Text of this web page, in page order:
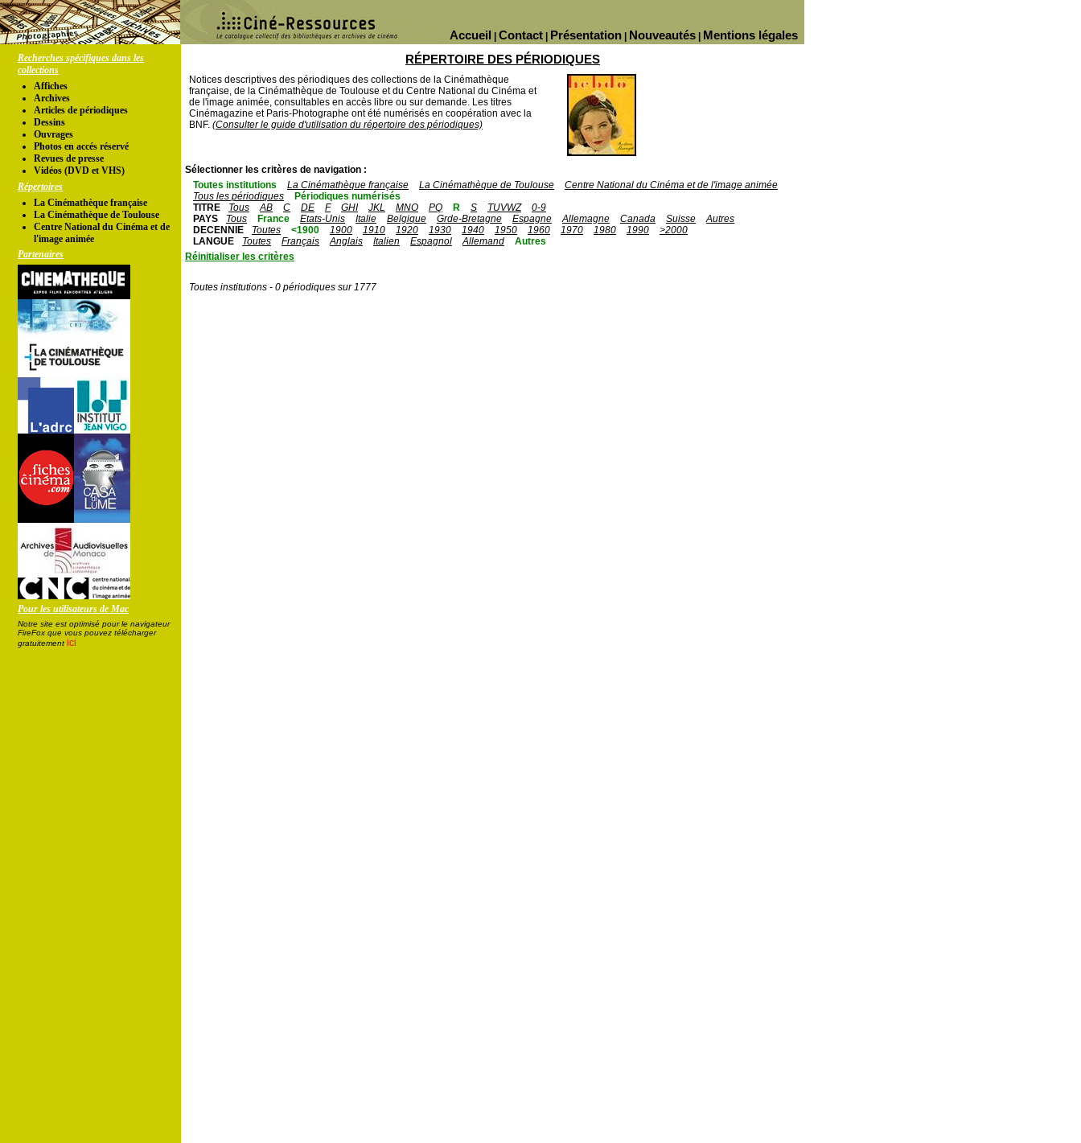
Mentions légales
Nouveautés
Présentation
Contact
Accueil
Recherches spécifiques dans les
collections
Affiches
Archives
Articles de périodiques
Dessins
Ouvrages
Photos en accés réservé
Revues de presse
Vidéos (DVD et VHS)
Répertoires
La Cinémathèque française
La Cinémathèque de Toulouse
Centre National du Cinéma et de
l'image animée
Partenaires
Pour les utilisateurs de Mac
Notre site est optimisé pour le navigateur
FireFox que vous pouvez télécharger
gratuitement ici
RÉPERTOIRE DES PÉRIODIQUES
Notices descriptives des périodiques des collections de la Cinémathèque
française, de la Cinémathèque de Toulouse et du Centre National du Cinéma et
de l'image animée, consultables en accès libre ou sur demande. Les titres
Cinémagazine et Paris-Photographe ont été numérisés en coopération avec la
BNF. (Consulter le guide d'utilisation du répertoire des périodiques)
Sélectionner les critères de navigation :
Toutes institutions
La Cinémathèque française La Cinémathèque de Toulouse
Centre National du Cinéma et de l'image animée
Tous les périodiques
Périodiques numérisés
TITRE
Tous AB C DE F GHI JKL MNO PQ R S TUVWZ
0-9
PAYS
Tous France Etats-Unis Italie Belgique Grde-Bretagne Espagne Allemagne Canada Suisse
Autres
DECENNIE
Toutes <1900 1900 1910 1920 1930 1940 1950 1960 1970 1980 1990
>2000
LANGUE
Toutes Français Anglais Italien Espagnol Allemand
Autres
Réinitialiser les critères
Toutes institutions - 0 périodiques sur 1777